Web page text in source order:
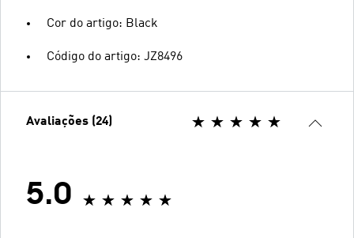
Cor do artigo: Black
Código do artigo: JZ8496
Avaliações (24)
5.0